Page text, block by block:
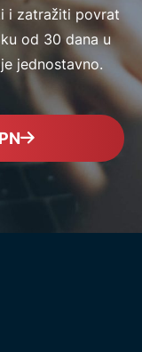
i zatražiti povrat
od 30 dana u
jednostavno.